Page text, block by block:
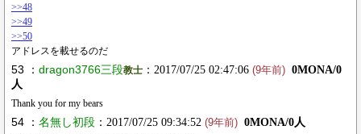
>>48
>>49
>>50
アドレスを載せるのだ
53 ： dragon3766三段教士 ：2017/07/25 02:47:06 (9年前) 0MONA/0
人
Thank you for my bears
54 ： 名無し初段 ：2017/07/25 09:34:52 (9年前) 0MONA/0人